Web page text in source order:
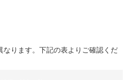
なります。下記の表よりご確認くだ